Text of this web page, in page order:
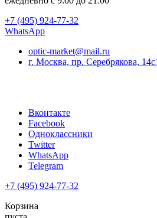
+7 (495) 924-77-32
WhatsApp
optic-market@mail.ru
г. Москва, пр. Серебрякова,
Вконтакте
Facebook
Одноклассники
Twitter
WhatsApp
Telegram
+7 (495) 924-77-32
Корзина